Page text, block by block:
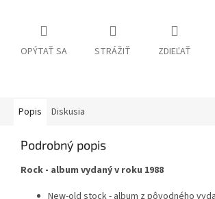
OPÝTAŤ SA STRÁŽIŤ ZDIEĽAŤ
Popis Diskusia
Podrobný popis
Rock - album vydaný v roku 1988